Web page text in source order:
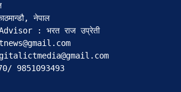
नेपाल
: भरत राज उप्रेती
9851093493